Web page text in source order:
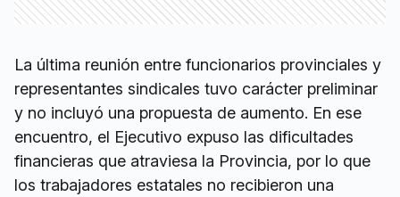
La última reunión entre funcionarios provinciales y
representantes sindicales tuvo carácter preliminar
y no incluyó una propuesta de aumento. En ese
encuentro, el Ejecutivo expuso las dificultades
financieras que atraviesa la Provincia, por lo que
los trabajadores estatales no recibieron una